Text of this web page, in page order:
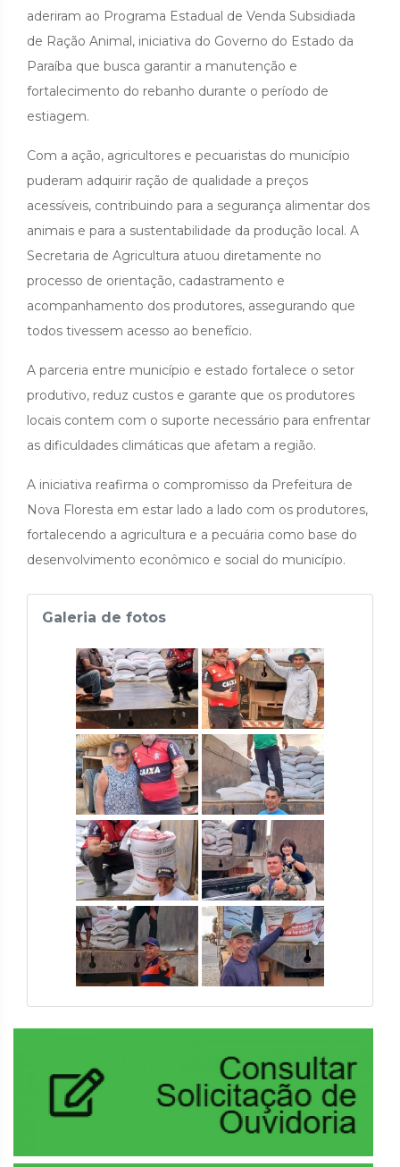
aderiram ao Programa Estadual de Venda Subsidiada
de Ração Animal, iniciativa do Governo do Estado da
Paraíba que busca garantir a manutenção e
fortalecimento do rebanho durante o período de
estiagem.
Com a ação, agricultores e pecuaristas do município
puderam adquirir ração de qualidade a preços
acessíveis, contribuindo para a segurança alimentar dos
animais e para a sustentabilidade da produção local. A
Secretaria de Agricultura atuou diretamente no
processo de orientação, cadastramento e
acompanhamento dos produtores, assegurando que
todos tivessem acesso ao benefício.
A parceria entre município e estado fortalece o setor
produtivo, reduz custos e garante que os produtores
locais contem com o suporte necessário para enfrentar
as dificuldades climáticas que afetam a região.
A iniciativa reafirma o compromisso da Prefeitura de
Nova Floresta em estar lado a lado com os produtores,
fortalecendo a agricultura e a pecuária como base do
desenvolvimento econômico e social do município.
Galeria de fotos